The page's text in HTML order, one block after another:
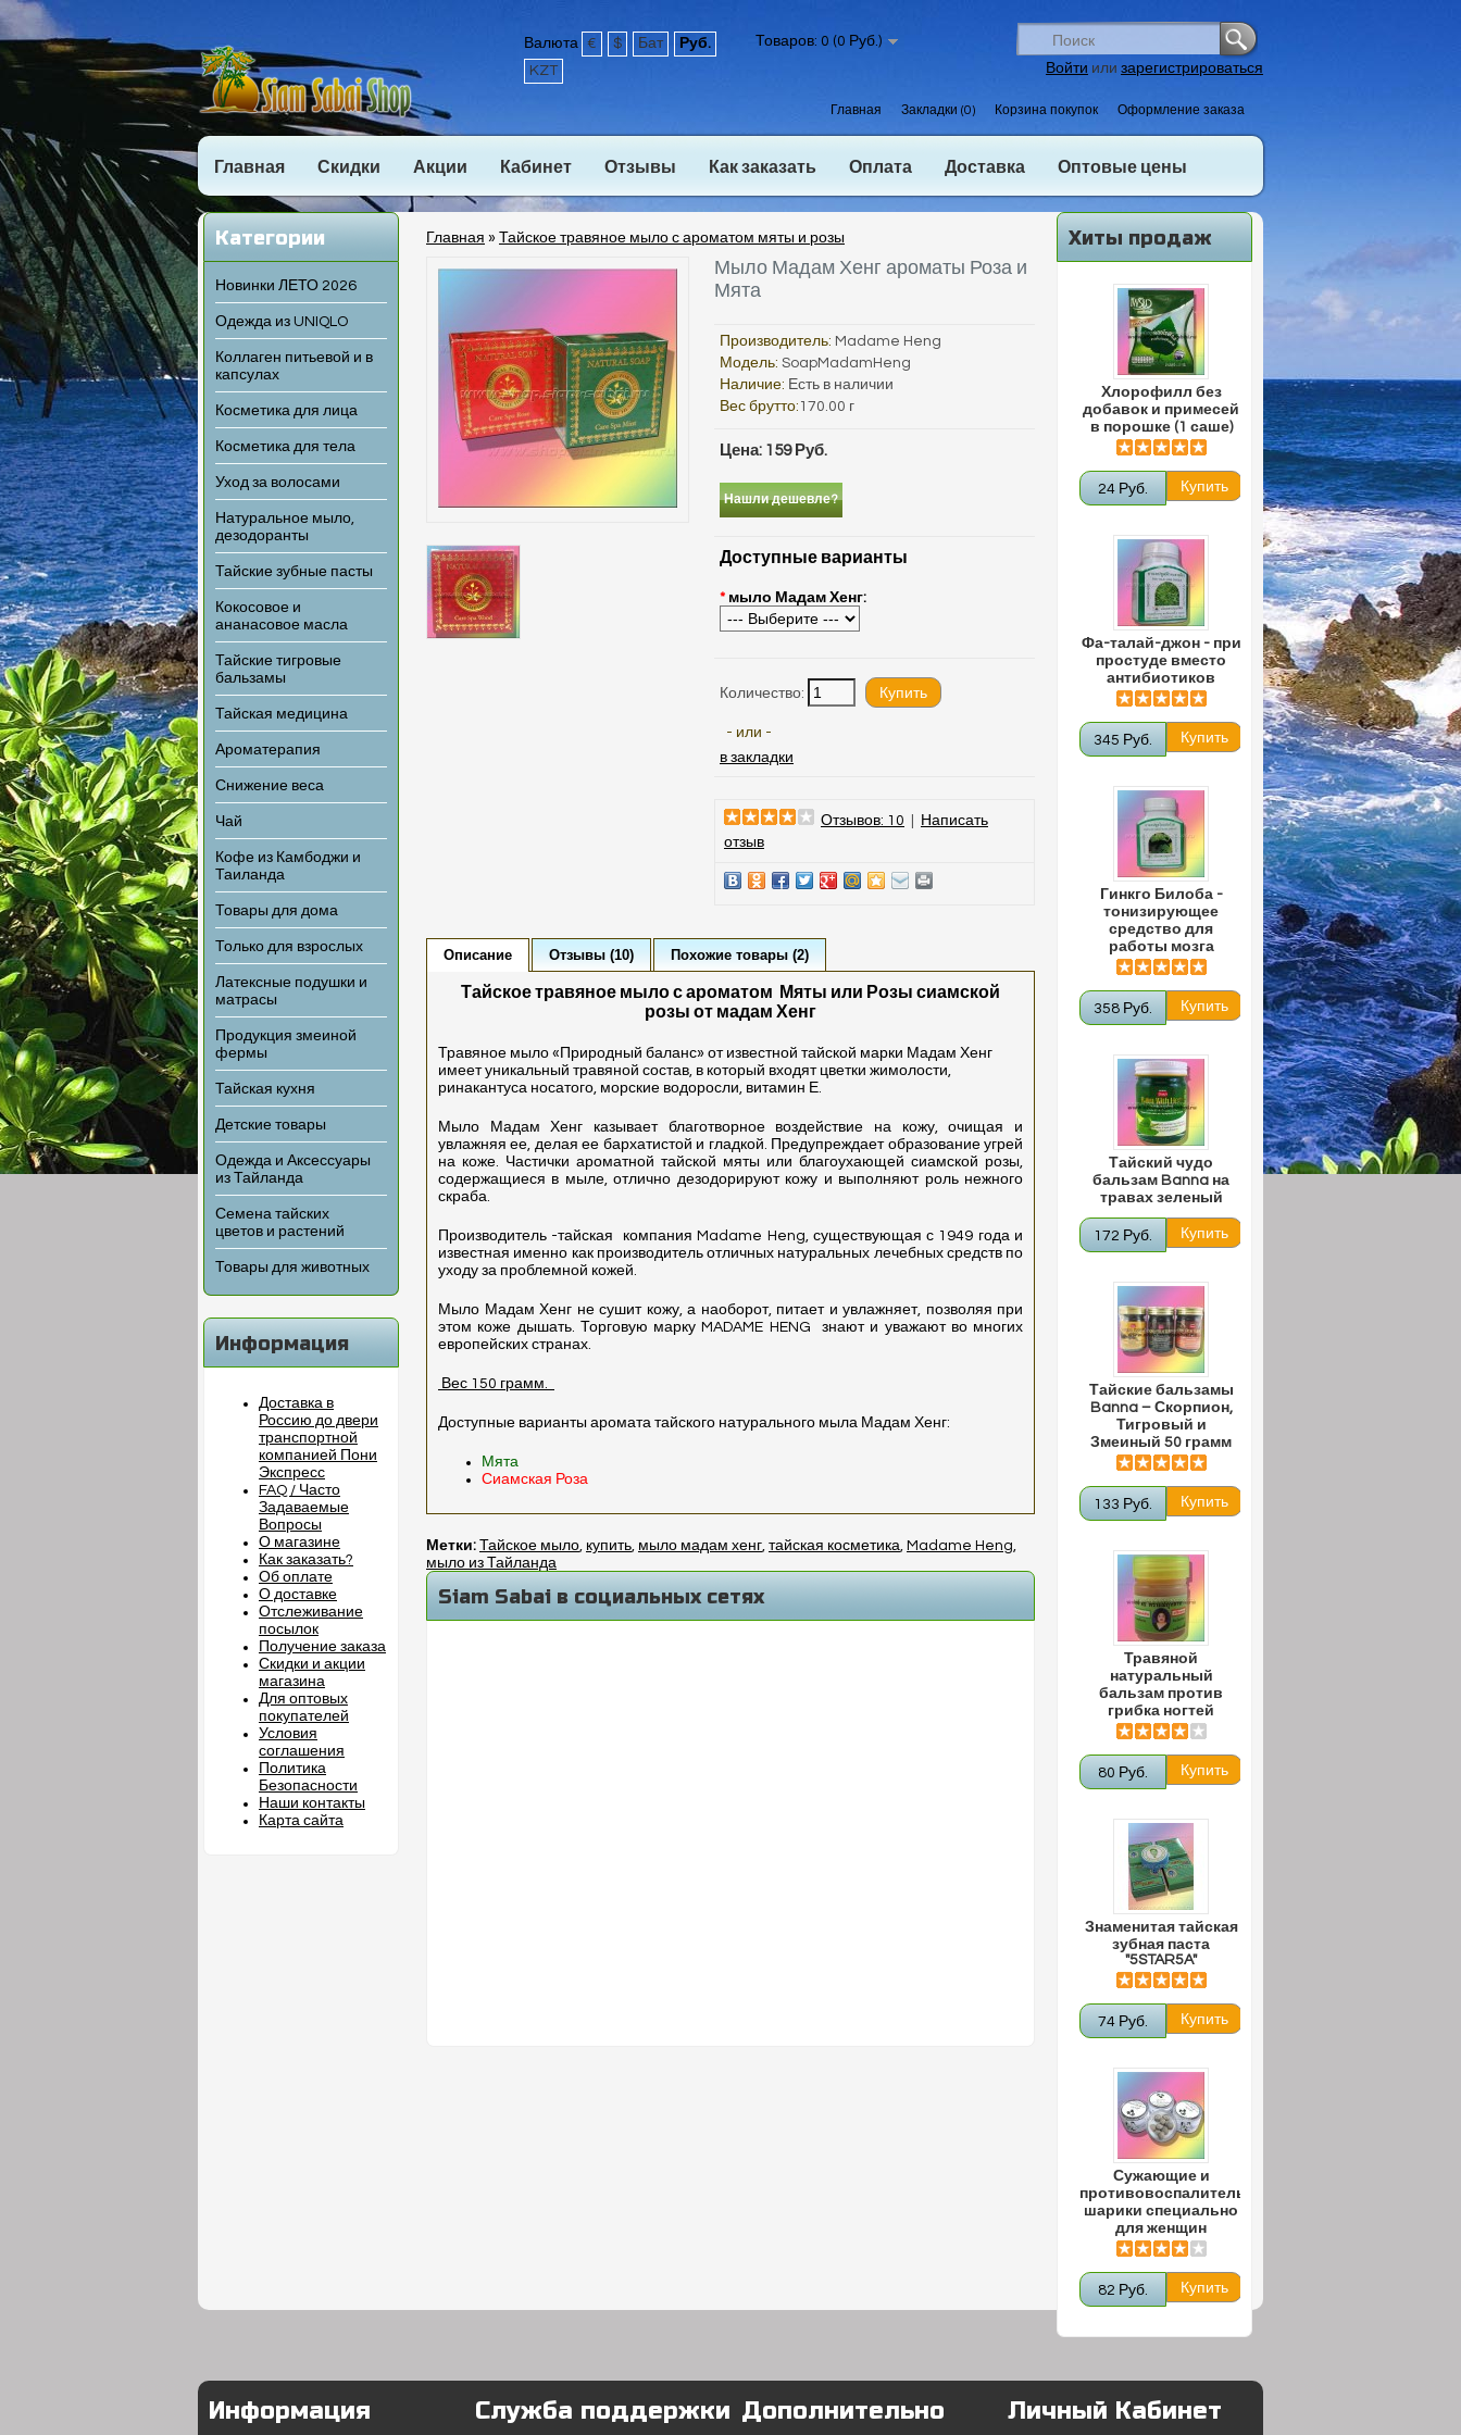
Валюта € $ Бат
Руб.
KZT
Товаров: 0 (0 Руб.)
Войти или зарегистрироваться
Главная Закладки (0) Корзина покупок Оформление заказа
Главная Скидки Акции Кабинет Отзывы Как заказать Оплата Доставка Оптовые цены
Категории
Новинки ЛЕТО 2026
Одежда из UNIQLO
Коллаген питьевой и в
капсулах
Косметика для лица
Косметика для тела
Уход за волосами
Натуральное мыло,
дезодоранты
Тайские зубные пасты
Кокосовое и
ананасовое масла
Тайские тигровые
бальзамы
Тайская медицина
Ароматерапия
Снижение веса
Чай
Кофе из Камбоджи и
Таиланда
Товары для дома
Только для взрослых
Латексные подушки и
матрасы
Продукция змеиной
фермы
Тайская кухня
Детские товары
Одежда и Аксессуары
из Тайланда
Семена тайских
цветов и растений
Товары для животных
Информация
Доставка в
Россию до двери
транспортной
компанией Пони
Экспресс
FAQ / Часто
Задаваемые
Вопросы
О магазине
Как заказать?
Об оплате
О доставке
Отслеживание
посылок
Получение заказа
Скидки и акции
магазина
Для оптовых
покупателей
Условия
соглашения
Политика
Безопасности
Наши контакты
Карта сайта
Хиты продаж
Хлорофилл без
добавок и примесей
в порошке (1 саше)
24 Руб.
Фа-талай-джон - при
простуде вместо
антибиотиков
345 Руб.
Гинкго Билоба -
тонизирующее
средство для
работы мозга
358 Руб.
Тайский чудо
бальзам Banna на
травах зеленый
172 Руб.
Тайские бальзамы
Banna – Скорпион,
Тигровый и
Змеиный 50 грамм
133 Руб.
Травяной
натуральный
бальзам против
грибка ногтей
80 Руб.
Знаменитая тайская
зубная паста
"5STAR5A"
74 Руб.
Сужающие и
противовоспалительные
шарики специально
для женщин
82 Руб.
Главная » Тайское травяное мыло с ароматом мяты и розы
Мыло Мадам Хенг ароматы Роза и
Мята
Производитель: Madame Heng
Модель: SoapMadamHeng
Наличие: Есть в наличии
Вес брутто: 170.00 г
Цена: 159 Руб.
Нашли дешевле?
Доступные варианты
* мыло Мадам Хенг:
Количество:
- или -
в закладки
Отзывов: 10
Написать
отзыв
Описание Отзывы (10) Похожие товары (2)
Тайское травяное мыло с ароматом
Мяты или Розы сиамской
розы от мадам Хенг
Травяное мыло «Природный баланс» от известной тайской марки Мадам Хенг
имеет уникальный травяной состав, в который входят цветки жимолости,
ринакантуса носатого, морские водоросли, витамин Е.
Мыло Мадам Хенг казывает благотворное воздействие на кожу, очищая и
увлажняя ее, делая ее бархатистой и гладкой. Предупреждает образование угрей
на коже. Частички ароматной тайской мяты или благоухающей сиамской розы,
содержащиеся в мыле, отлично дезодорируют кожу и выполняют роль нежного
скраба.
Производитель -тайская
компания Madame Heng, существующая с 1949 года и
известная именно как производитель отличных натуральных лечебных средств по
уходу за проблемной кожей.
Мыло Мадам Хенг не сушит кожу, а наоборот, питает и увлажняет, позволяя при
этом коже дышать. Торговую марку MADAME HENG
знают и уважают во многих
европейских странах.
Вес 150 грамм.
Доступные варианты аромата тайского натурального мыла Мадам Хенг:
Мята
Сиамская Роза
Метки: Тайское мыло, купить, мыло мадам хенг, тайская косметика, Madame Heng,
мыло из Тайланда
Siam Sabai в социальных сетях
Информация Служба поддержки Дополнительно Личный Кабинет